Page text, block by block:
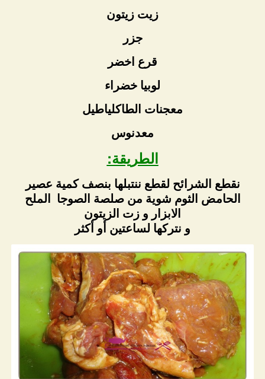
زيت زيتون
جزر
قرع اخضر
لوبيا خضراء
معجنات الطاكلياطيل
معدنوس
الطريقة:
نقطع الشرائح لقطع ننتبلها بنصف كمية عصير
الحامض الثوم شوية من صلصة الصوجا الملح
الابزار و زت الزيتون
و نتركها لساعتين أو أكثر